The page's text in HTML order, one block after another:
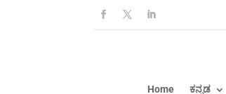
Home ಕನ್ನಡ